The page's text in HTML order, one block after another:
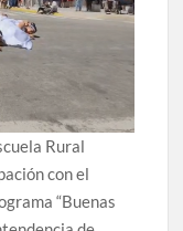
Rural
con el
“Buenas